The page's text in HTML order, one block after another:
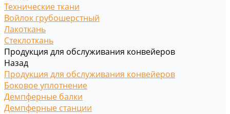
Технические ткани
Войлок грубошерстный
Лакоткань
Стеклоткань
Продукция для обслуживания конвейеров
Назад
Продукция для обслуживания конвейеров
Боковое уплотнение
Демпферные балки
Демпферные станции